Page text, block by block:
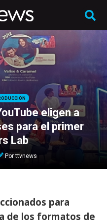
eligen a
para el primer
Lab
Porttvnews
para
de los formatos de